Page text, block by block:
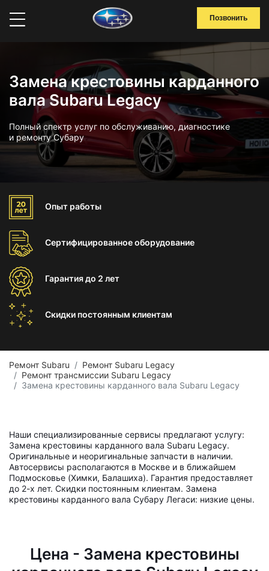
Позвонить
Замена крестовины карданного
вала Subaru Legacy
Полный спектр услуг по обслуживанию, диагностике
и ремонту Субару
Опыт работы
Сертифицированноеоборудование
Гарантиядо 2 лет
Скидки постоянным клиентам
Ремонт Subaru
Ремонт Subaru Legacy
Ремонт трансмиссии Subaru Legacy
Замена крестовины карданного вала Subaru Legacy
Наши специализированные сервисы предлагают услугу:
Замена крестовины карданного вала Subaru Legacy.
Оригинальные и неоригинальные запчасти в наличии.
Автосервисы располагаются в Москве и в ближайшем
Подмосковье (Химки, Балашиха). Гарантия предоставляет
до 2-х лет. Скидки постоянным клиентам. Замена
крестовины карданного вала Субару Легаси: низкие цены.
Цена - Замена крестовины